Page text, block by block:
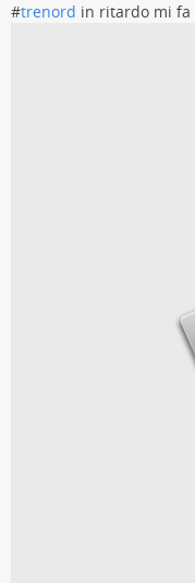
#trenord in ritardo mi fa